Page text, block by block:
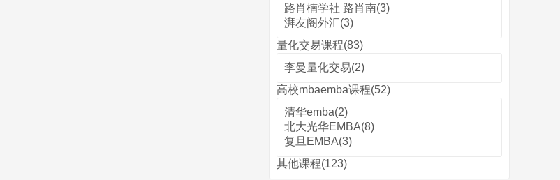
路肖楠学社 路肖南(3)
湃友阁外汇(3)
量化交易课程(83)
李曼量化交易(2)
高校mbaemba课程(52)
清华emba(2)
北大光华EMBA(8)
复旦EMBA(3)
其他课程(123)